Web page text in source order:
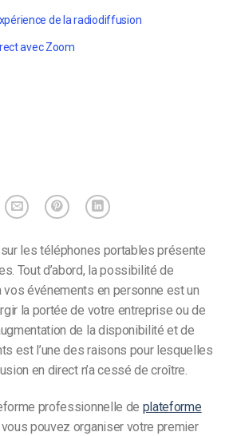
de la radiodiffusion
avec Zoom
les téléphones portables présente
Tout d’abord, la possibilité de
événements en personne est un
la portée de votre entreprise ou de
de la disponibilité et de
est l’une des raisons pour lesquelles
en direct n’a cessé de croître.
professionnelle de plateforme
pouvez organiser votre premier